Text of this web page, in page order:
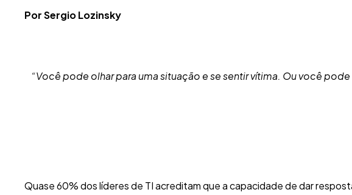
Por Sergio Lozinsky
“Você pode olhar para uma situação e se sentir vítima. Ou você
Quase 60% dos líderes de TI acreditam que a capacidade de dar